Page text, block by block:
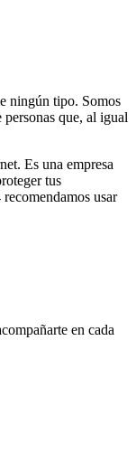
ningún tipo. Somos
que, al igual
Es una empresa
tus
usar
en cada